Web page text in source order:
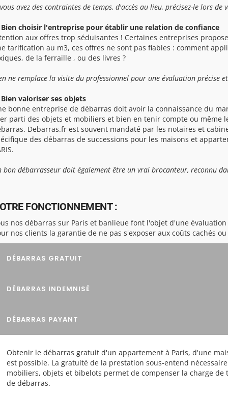
avez des contraintes de temps, d'accès au lieu, précisez-le lors
Bien choisir l'entreprise pour établir une relation de confiance
aux offres trop séduisantes ! Certaines entreprises
tarification au m3, ces offres ne sont pas fiables : comment
de la ferraille , ou des livres ?
ne remplace la visite du professionnel pour une évaluation précise
valoriser ses objets
bonne entreprise de débarras doit avoir la connaissance du
parti des objets et mobiliers et bien en tenir compte ou même
Debarras.fr est souvent mandaté par les notaires et
des débarras de successions pour les maisons et
bon débarrasseur doit également être un vrai brocanteur, reconnu
FONCTIONNEMENT :
nos débarras sur Paris et banlieue font l'objet d'une
nos clients la garantie de ne pas s'exposer aux coûts cachés
DÉBARRAS GRATUIT
DÉBARRAS INDEMNISÉ
DÉBARRAS PAYANT
Obtenir le débarras gratuit d'un appartement à Paris, d'une
est possible. La gratuité de la prestation sous-entend
mobiliers, objets et bibelots permet de compenser la charge
de débarras.